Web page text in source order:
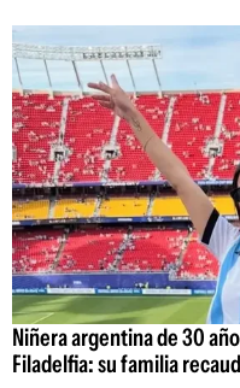
Niñera argentina de 30
Filadelfia: su familia